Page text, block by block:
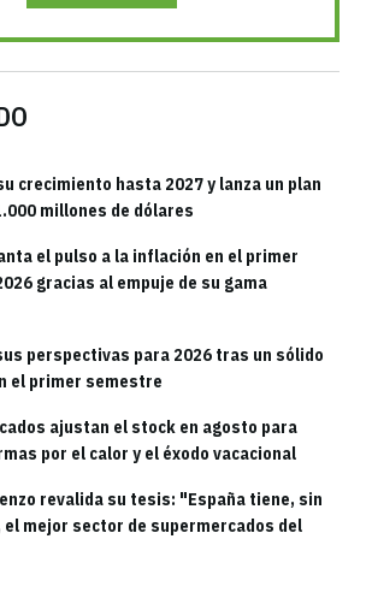
crecimiento hasta 2027 y lanza un plan
millones de dólares
el pulso a la inflación en el primer
gracias al empuje de su gama
perspectivas para 2026 tras un sólido
el primer semestre
ajustan el stock en agosto para
por el calor y el éxodo vacacional
revalida su tesis: "España tiene, sin
el mejor sector de supermercados del